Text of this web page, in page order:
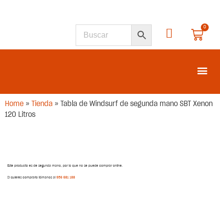
0
Home » Tienda »
Tabla de Windsurf de segunda mano SBT Xenon
120 Litros
Este producto es de segunda mano, por lo que no se puede comprar online.
Si quieres comprarlo llámanos al 956 681 188